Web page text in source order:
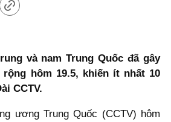
và nam Trung Quốc đã gây
hôm 19.5, khiến ít nhất 10
CCTV.
ương Trung Quốc (CCTV) hôm